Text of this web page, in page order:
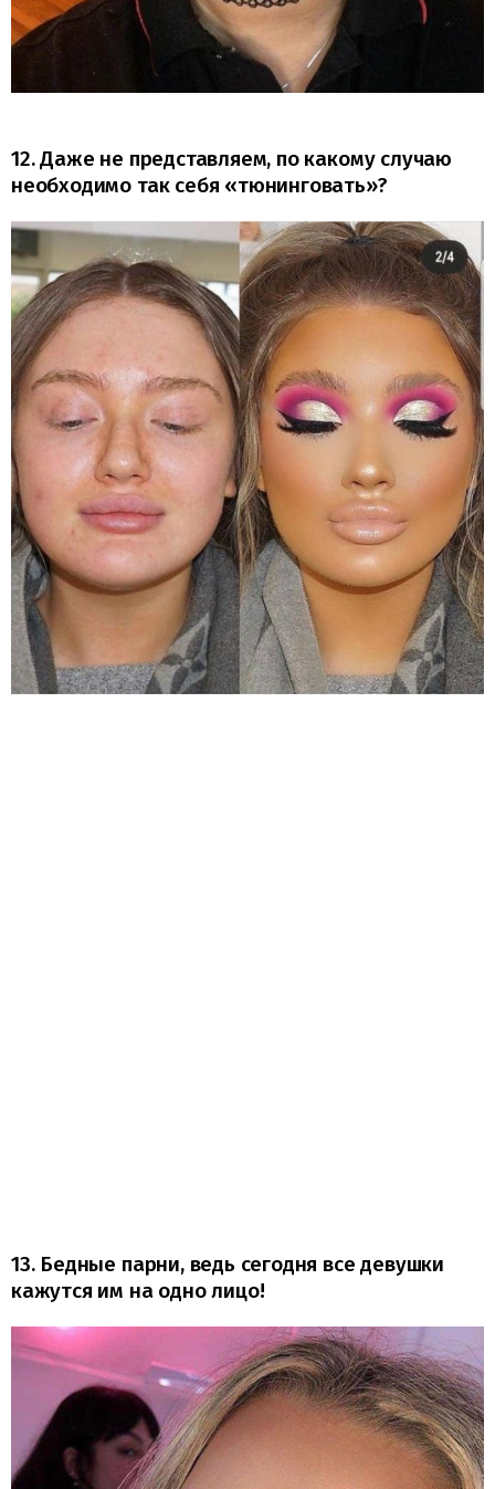
12. Даже не представляем, по какому случаю
необходимо так себя «тюнинговать»?
13. Бедные парни, ведь сегодня все девушки
кажутся им на одно лицо!